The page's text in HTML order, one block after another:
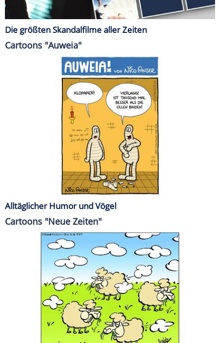
Die größten Skandalfilme aller Zeiten
Cartoons "Auweia"
Alltäglicher Humor und Vögel
Cartoons "Neue Zeiten"